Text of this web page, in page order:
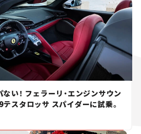
い！ フェラーリ・エンジンサウン
テスタロッサ スパイダーに試乗。